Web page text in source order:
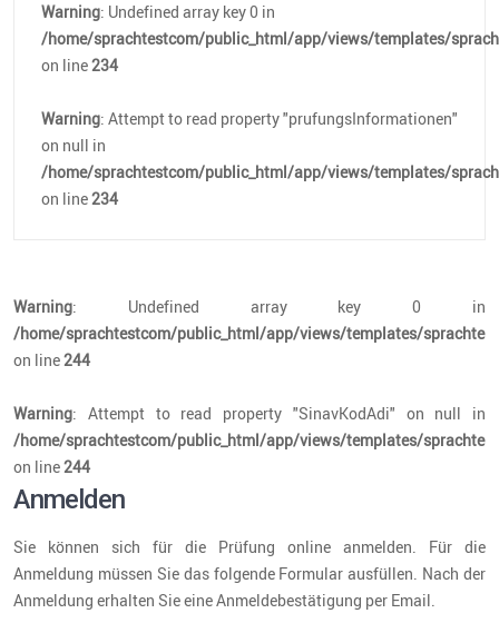
Warning: Undefined array key 0 in
/home/sprachtestcom/public_html/app/views/templates/
on line234
Warning: Attempt to read property "prufungsInformationen"
on null in
/home/sprachtestcom/public_html/app/views/templates/
on line234
Warning: Undefined array key 0 in
/home/sprachtestcom/public_html/app/views/templates/
on line244
Warning: Attempt to read property "SinavKodAdi" on null in
/home/sprachtestcom/public_html/app/views/templates/
on line244
Anmelden
Sie können sich für die Prüfung online anmelden. Für die
Anmeldung müssen Sie das folgende Formular ausfüllen. Nach der
Anmeldung erhalten Sie eine Anmeldebestätigung per Email.